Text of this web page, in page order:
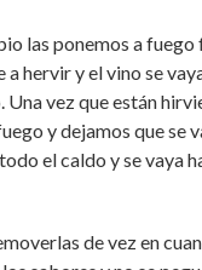
las ponemos a
a hervir y el vino se
Una vez que están
y dejamos que se
el caldo y se vaya
de vez en